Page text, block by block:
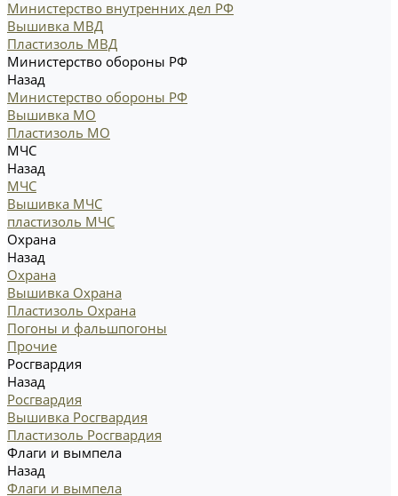
Министерство внутренних дел РФ
Вышивка МВД
Пластизоль МВД
Министерство обороны РФ
Назад
Министерство обороны РФ
Вышивка МО
Пластизоль МО
МЧС
Назад
МЧС
Вышивка МЧС
пластизоль МЧС
Охрана
Назад
Охрана
Вышивка Охрана
Пластизоль Охрана
Погоны и фальшпогоны
Прочие
Росгвардия
Назад
Росгвардия
Вышивка Росгвардия
Пластизоль Росгвардия
Флаги и вымпела
Назад
Флаги и вымпела